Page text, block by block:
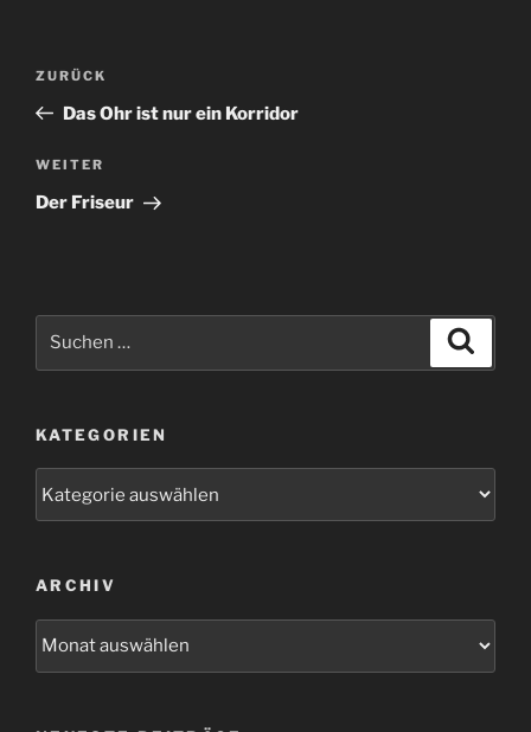
Beitragsnavigation
Vorheriger
Beitrag
ZURÜCK
Das Ohr ist nur ein Korridor
Nächster
Beitrag
WEITER
Der Friseur
KATEGORIEN
ARCHIV